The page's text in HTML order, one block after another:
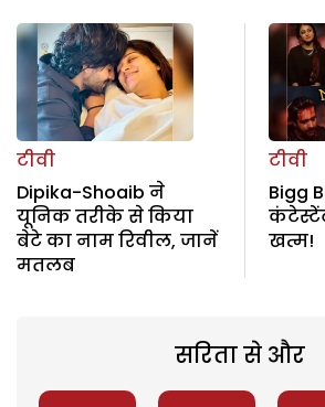
टीवी
Dipika-Shoaib ने
यूनिक तरीके से किया
बेटे का नाम रिवील, जानें
मतलब
टीवी
Bigg
खत्म!
सरिता से और